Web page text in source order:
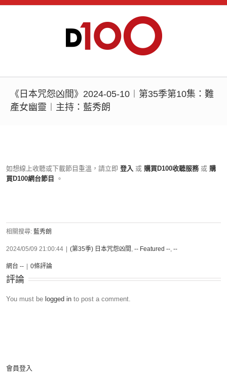
《日本咒怨凶間》2024-05-10︱第35季第10集：難
產女幽靈︱主持：藍秀朗
如想線上收聽或下載節目重溫，請立即 登入 或 購買D100收聽服務 或 購
買D100網台節目
。
相關搜尋: 藍秀朗
2024/05/09 21:00:44 (第35季) 日本咒怨凶間 , -- Featured --, --
網台 -- 0條評論
評論
You must be logged in to post a comment.
會員登入